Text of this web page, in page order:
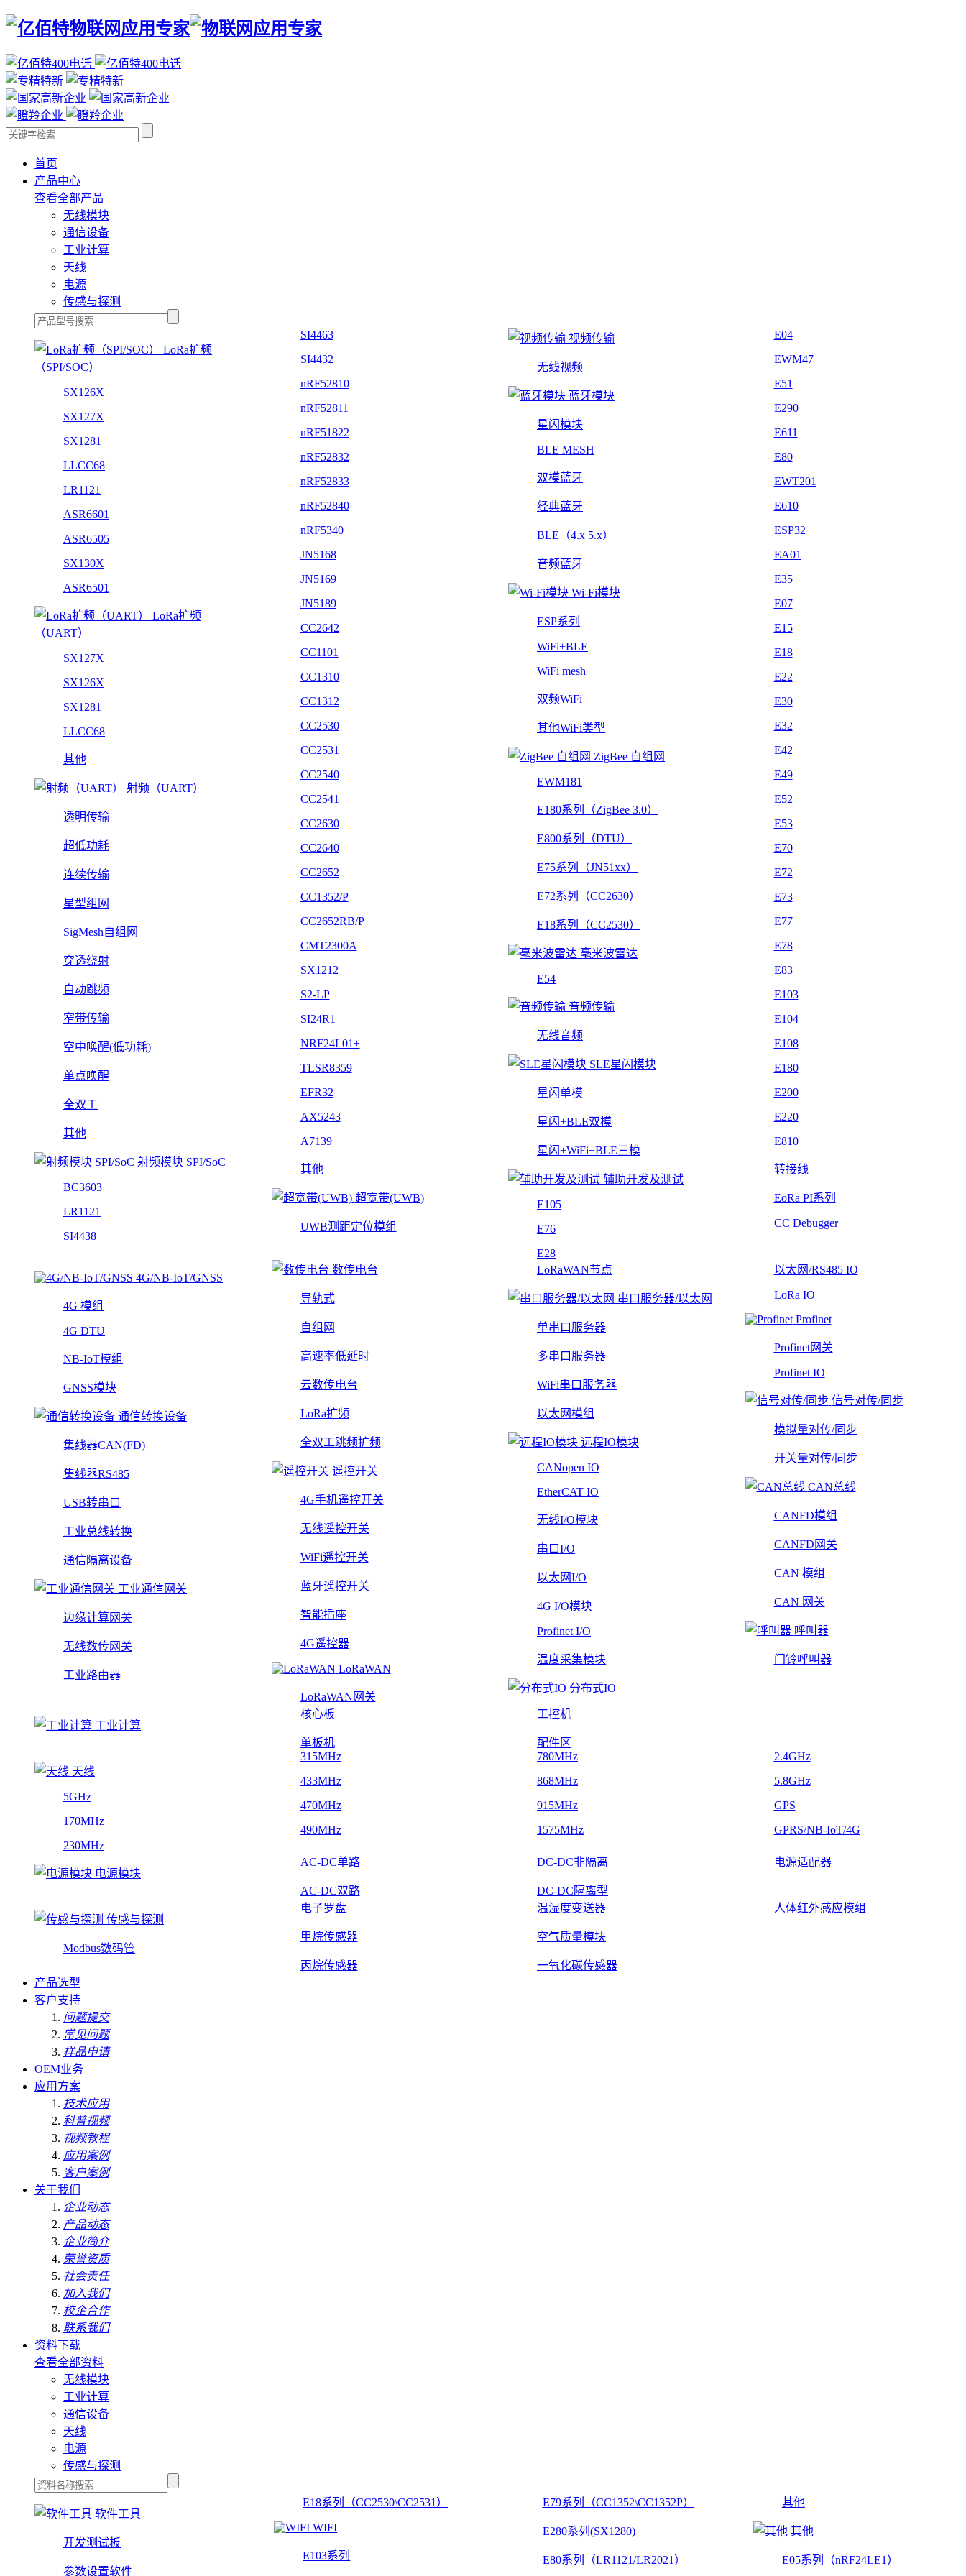
首页
产品中心
查看全部产品
无线模块
通信设备
工业计算
天线
电源
传感与探测
LoRa扩频
（SPI/SOC）
SX126X
SX127X
SX1281
LLCC68
LR1121
ASR6601
ASR6505
SX130X
ASR6501
LoRa扩频
（UART）
SX127X
SX126X
SX1281
LLCC68
其他
射频（UART）
透明传输
超低功耗
连续传输
星型组网
SigMesh自组网
穿透绕射
自动跳频
窄带传输
空中唤醒(低功耗)
单点唤醒
全双工
其他
射频模块 SPI/SoC
BC3603
LR1121
SI4438
SI4463
SI4432
nRF52810
nRF52811
nRF51822
nRF52832
nRF52833
nRF52840
nRF5340
JN5168
JN5169
JN5189
CC2642
CC1101
CC1310
CC1312
CC2530
CC2531
CC2540
CC2541
CC2630
CC2640
CC2652
CC1352/P
CC2652RB/P
CMT2300A
SX1212
S2-LP
SI24R1
NRF24L01+
TLSR8359
EFR32
AX5243
A7139
其他
超宽带(UWB)
UWB测距定位模组
视频传输
无线视频
蓝牙模块
星闪模块
BLE MESH
双模蓝牙
经典蓝牙
BLE（4.x 5.x）
音频蓝牙
Wi-Fi模块
ESP系列
WiFi+BLE
WiFi mesh
双频WiFi
其他WiFi类型
ZigBee 自组网
EWM181
E180系列（ZigBee 3.0）
E800系列（DTU）
E75系列（JN51xx）
E72系列（CC2630）
E18系列（CC2530）
毫米波雷达
E54
音频传输
无线音频
SLE星闪模块
星闪单模
星闪+BLE双模
星闪+WiFi+BLE三模
辅助开发及测试
E105
E76
E28
E04
EWM47
E51
E290
E611
E80
EWT201
E610
ESP32
EA01
E35
E07
E15
E18
E22
E30
E32
E42
E49
E52
E53
E70
E72
E73
E77
E78
E83
E103
E104
E108
E180
E200
E220
E810
转接线
EoRa PI系列
CC Debugger
4G/NB-IoT/GNSS
4G 模组
4G DTU
NB-IoT模组
GNSS模块
通信转换设备
集线器CAN(FD)
集线器RS485
USB转串口
工业总线转换
通信隔离设备
工业通信网关
边缘计算网关
无线数传网关
工业路由器
数传电台
导轨式
自组网
高速率低延时
云数传电台
LoRa扩频
全双工跳频扩频
遥控开关
4G手机遥控开关
无线遥控开关
WiFi遥控开关
蓝牙遥控开关
智能插座
4G遥控器
LoRaWAN
LoRaWAN网关
LoRaWAN节点
串口服务器/以太网
单串口服务器
多串口服务器
WiFi串口服务器
以太网模组
远程IO模块
CANopen IO
EtherCAT IO
无线I/O模块
串口I/O
以太网I/O
4G I/O模块
Profinet I/O
温度采集模块
分布式IO
以太网/RS485 IO
LoRa IO
Profinet
Profinet网关
Profinet IO
信号对传/同步
模拟量对传/同步
开关量对传/同步
CAN总线
CANFD模组
CANFD网关
CAN 模组
CAN 网关
呼叫器
门铃呼叫器
工业计算
核心板
单板机
工控机
配件区
天线
5GHz
170MHz
230MHz
315MHz
433MHz
470MHz
490MHz
780MHz
868MHz
915MHz
1575MHz
2.4GHz
5.8GHz
GPS
GPRS/NB-IoT/4G
电源模块
AC-DC单路
AC-DC双路
DC-DC非隔离
DC-DC隔离型
电源适配器
传感与探测
Modbus数码管
电子罗盘
甲烷传感器
丙烷传感器
温湿度变送器
空气质量模块
一氧化碳传感器
人体红外感应模组
产品选型
客户支持
问题提交
常见问题
样品申请
OEM业务
应用方案
技术应用
科普视频
视频教程
应用案例
客户案例
关于我们
企业动态
产品动态
企业简介
荣誉资质
社会责任
加入我们
校企合作
联系我们
资料下载
查看全部资料
无线模块
工业计算
通信设备
天线
电源
传感与探测
软件工具
开发测试板
参数设置软件
E18系列（CC2530\CC2531）
WIFI
E103系列
E79系列（CC1352\CC1352P）
E280系列(SX1280)
E80系列（LR1121/LR2021）
其他
其他
E05系列（nRF24LE1）